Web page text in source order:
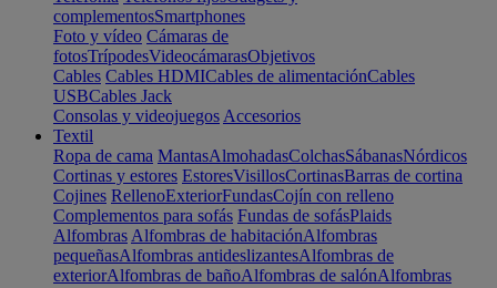
complementosSmartphones
Foto y vídeo Cámaras de
fotosTrípodesVideocámarasObjetivos
Cables Cables HDMICables de alimentaciónCables
USBCables Jack
Consolas y videojuegos Accesorios
Textil
Ropa de cama MantasAlmohadasColchasSábanasNórdicos
Cortinas y estores EstoresVisillosCortinasBarras de cortina
Cojines RellenoExteriorFundasCojín con relleno
Complementos para sofás Fundas de sofásPlaids
Alfombras Alfombras de habitaciónAlfombras
pequeñasAlfombras antideslizantesAlfombras de
exteriorAlfombras de bañoAlfombras de salónAlfombras